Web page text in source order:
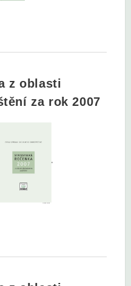
z oblasti
za rok 2007